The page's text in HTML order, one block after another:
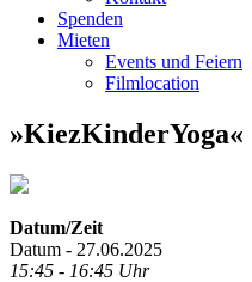
Spenden
Mieten
Events und Feiern
Filmlocation
»KiezKinderYoga«
Datum/Zeit
Datum - 27.06.2025
15:45 - 16:45 Uhr